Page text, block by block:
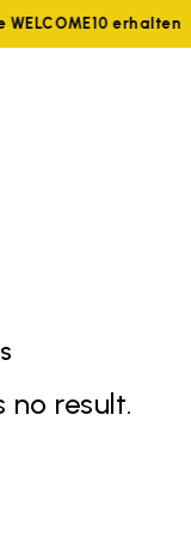
erhalten
no result.